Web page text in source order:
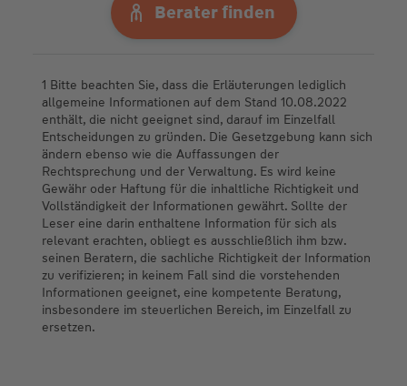
Berater finden
1 Bitte beachten Sie, dass die Erläuterungen lediglich
allgemeine Informationen auf dem Stand 10.08.2022
enthält, die nicht geeignet sind, darauf im Einzelfall
Entscheidungen zu gründen. Die Gesetzgebung kann sich
ändern ebenso wie die Auffassungen der
Rechtsprechung und der Verwaltung. Es wird keine
Gewähr oder Haftung für die inhaltliche Richtigkeit und
Vollständigkeit der Informationen gewährt. Sollte der
Leser eine darin enthaltene Information für sich als
relevant erachten, obliegt es ausschließlich ihm bzw.
seinen Beratern, die sachliche Richtigkeit der Information
zu verifizieren; in keinem Fall sind die vorstehenden
Informationen geeignet, eine kompetente Beratung,
insbesondere im steuerlichen Bereich, im Einzelfall zu
ersetzen.